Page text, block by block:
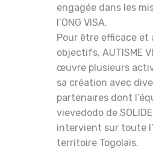
engagée dans les
l’ONG VISA.
Pour être efficace et
objectifs, AUTISME
œuvre plusieurs
sa création avec
partenaires dont
vievedodo de
intervient sur toute
territoire Togolais.